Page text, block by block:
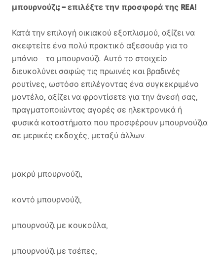
μπουρνούζι; – επιλέξτε την προσφορά της REA!
Κατά την επιλογή οικιακού εξοπλισμού, αξίζει να
σκεφτείτε ένα πολύ πρακτικό αξεσουάρ για το
μπάνιο – το μπουρνούζι. Αυτό το στοιχείο
διευκολύνει σαφώς τις πρωινές και βραδινές
ρουτίνες, ωστόσο επιλέγοντας ένα συγκεκριμένο
μοντέλο, αξίζει να φροντίσετε για την άνεσή σας,
πραγματοποιώντας αγορές σε ηλεκτρονικά ή
φυσικά καταστήματα που προσφέρουν μπουρνούζια
σε μερικές εκδοχές, μεταξύ άλλων:
μακρύ μπουρνούζι,
κοντό μπουρνούζι,
μπουρνούζι με κουκούλα,
μπουρνούζι με τσέπες,